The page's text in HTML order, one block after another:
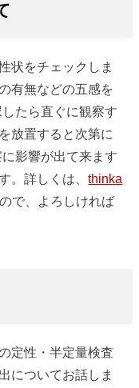
状をチェックしま
有無などの五感を
たら直ぐに観察す
放置すると次第に
影響が出て来ます
。詳しくは、thinka
で、よろしければ
定性・半定量検査
についてお話しま